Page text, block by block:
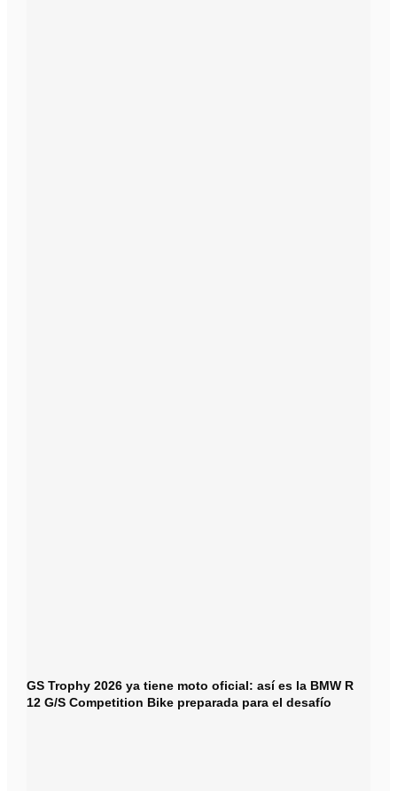
GS Trophy 2026 ya tiene moto oficial: así es la BMW R
12 G/S Competition Bike preparada para el desafío